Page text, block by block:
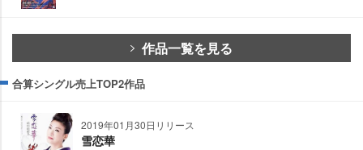
作品一覧を見る
合算シングル売上TOP2作品
2019年01月30日リリース
雪恋華